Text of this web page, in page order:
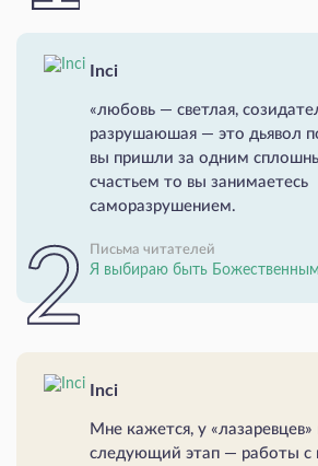
Inci
«любовь — светлая,
разрушаюшая — это дьявол
вы пришли за одним
счастьем то вы занимаетесь
саморазрушением.
Письма читателей
Я выбираю быть
Inci
Мне кажется, у «лазаревцев»
следующий этап — работы с